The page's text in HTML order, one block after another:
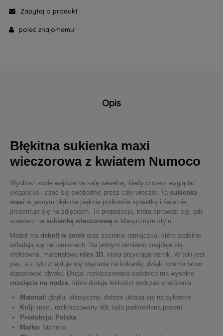
Zapytaj o produkt
poleć znajomemu
Opis
Błękitna sukienka maxi
wieczorowa z kwiatem Numoco
Wyobraź sobie wejście na salę weselną, kiedy chcesz wyglądać
elegancko i czuć się swobodnie przez cały wieczór. Ta sukienka
maxi w jasnym błękicie pięknie podkreśla sylwetkę i świetnie
prezentuje się na zdjęciach. To propozycja, która sprawdzi się, gdy
stawiasz na sukienkę wieczorowąw klasycznym stylu.
Model ma dekolt w serekoraz szerokie ramiączka, które stabilnie
układają się na ramionach. Na jednym ramieniu znajduje się
efektowna, materiałowa róża 3D, która przyciąga wzrok. W talii jest
pas, a z tyłu znajduje się wiązanie na kokardę, dzięki czemu łatwo
dopasować obwód. Długa, rozkloszowana spódnica ma wysokie
rozcięcie na nodze, które dodaje lekkości podczas chodzenia.
Materiał: gładki, elastyczny, dobrze układa się na sylwetce
Krój: maxi, rozkloszowany dół, talia podkreślona pasem
Produkcja: Polska
Marka: Numoco